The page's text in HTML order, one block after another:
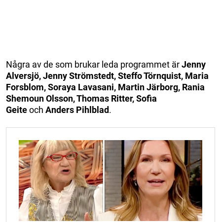
Några av de som brukar leda programmet ärJenny
Alversjö, Jenny Strömstedt, Steffo Törnquist, Maria
Forsblom, Soraya Lavasani, Martin Järborg, Rania
Shemoun Olsson, Thomas Ritter, Sofia
Geiteoch Anders Pihlblad.